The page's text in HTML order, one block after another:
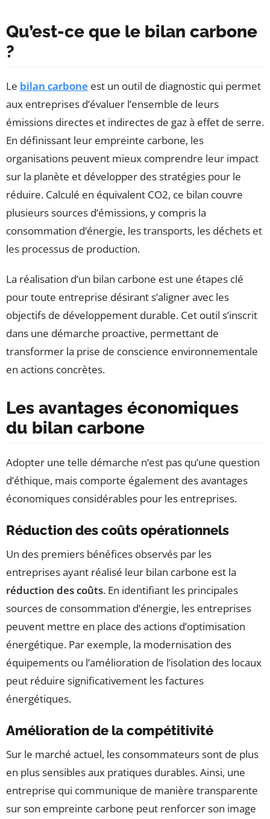
Qu’est-ce que le bilan carbone
?
Le bilan carbone est un outil de diagnostic qui permet
aux entreprises d’évaluer l’ensemble de leurs
émissions directes et indirectes de gaz à effet de serre.
En définissant leur empreinte carbone, les
organisations peuvent mieux comprendre leur impact
sur la planète et développer des stratégies pour le
réduire. Calculé en équivalent CO2, ce bilan couvre
plusieurs sources d’émissions, y compris la
consommation d’énergie, les transports, les déchets et
les processus de production.
La réalisation d’un bilan carbone est une étapes clé
pour toute entreprise désirant s’aligner avec les
objectifs de développement durable. Cet outil s’inscrit
dans une démarche proactive, permettant de
transformer la prise de conscience environnementale
en actions concrètes.
Les avantages économiques
du bilan carbone
Adopter une telle démarche n’est pas qu’une question
d’éthique, mais comporte également des avantages
économiques considérables pour les entreprises.
Réduction des coûts opérationnels
Un des premiers bénéfices observés par les
entreprises ayant réalisé leur bilan carbone est la
réduction des coûts. En identifiant les principales
sources de consommation d’énergie, les entreprises
peuvent mettre en place des actions d’optimisation
énergétique. Par exemple, la modernisation des
équipements ou l’amélioration de l’isolation des locaux
peut réduire significativement les factures
énergétiques.
Amélioration de la compétitivité
Sur le marché actuel, les consommateurs sont de plus
en plus sensibles aux pratiques durables. Ainsi, une
entreprise qui communique de manière transparente
sur son empreinte carbone peut renforcer son image